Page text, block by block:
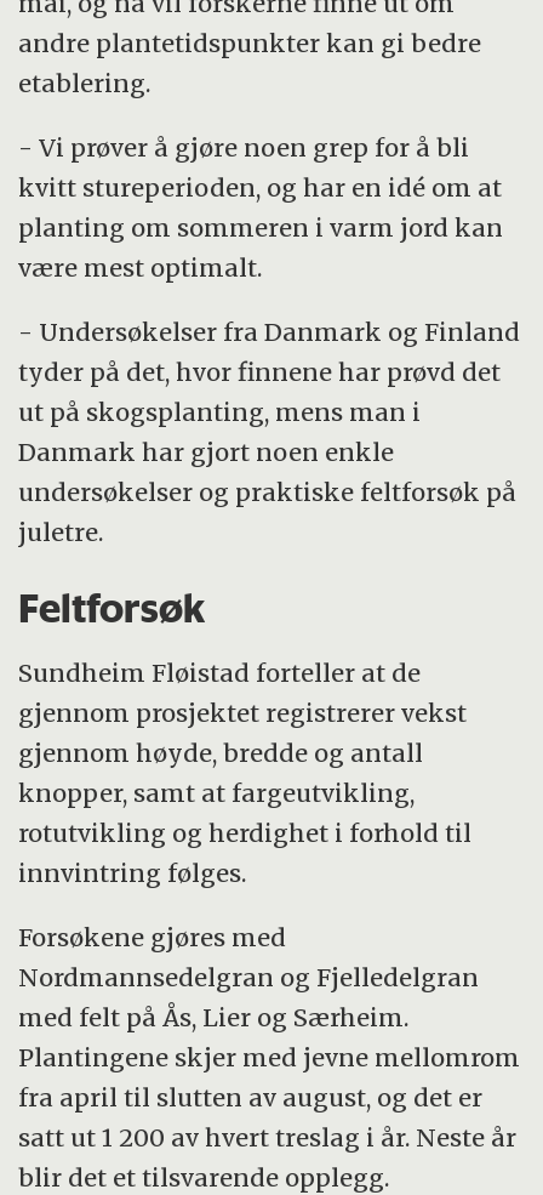
andre plantetidspunkter kan gi bedre
etablering.
- Vi prøver å gjøre noen grep for å bli
kvitt stureperioden, og har en idé om at
planting om sommeren i varm jord kan
være mest optimalt.
- Undersøkelser fra Danmark og Finland
tyder på det, hvor finnene har prøvd det
ut på skogsplanting, mens man i
Danmark har gjort noen enkle
undersøkelser og praktiske feltforsøk på
juletre.
Feltforsøk
Sundheim Fløistad forteller at de
gjennom prosjektet registrerer vekst
gjennom høyde, bredde og antall
knopper, samt at fargeutvikling,
rotutvikling og herdighet i forhold til
innvintring følges.
Forsøkene gjøres med
Nordmannsedelgran og Fjelledelgran
med felt på Ås, Lier og Særheim.
Plantingene skjer med jevne mellomrom
fra april til slutten av august, og det er
satt ut 1 200 av hvert treslag i år. Neste år
blir det et tilsvarende opplegg.